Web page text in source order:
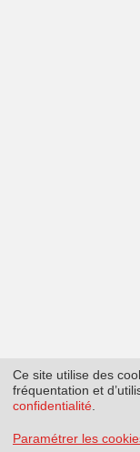
Ce site utilise des
fréquentation et
confidentialité
Paramétrer les